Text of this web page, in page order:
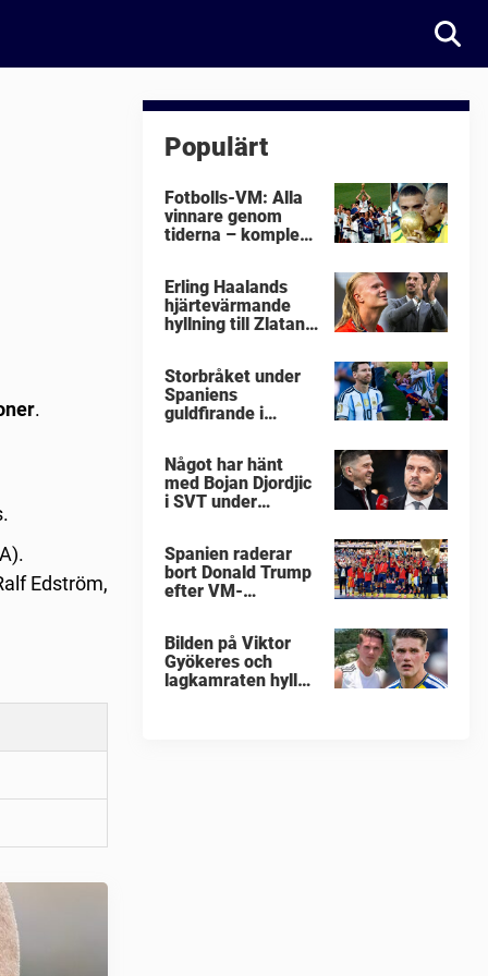
.
Edström,
Populärt
Fotbolls-VM: Alla
vinnare genom
tiderna – komplett
Erling Haalands
hjärtevärmande
hyllning till Zlatan
Storbråket under
Spaniens
guldfirande i
Något har hänt
med Bojan Djordjic
i SVT under
Spanien raderar
bort Donald Trump
efter VM-
Bilden på Viktor
Gyökeres och
lagkamraten hyllas